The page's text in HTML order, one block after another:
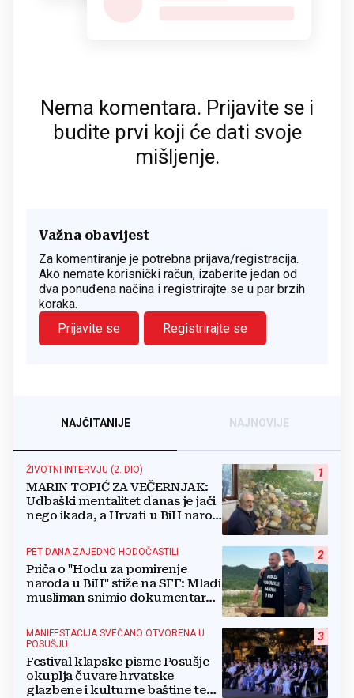
Nema komentara. Prijavite se i
budite prvi koji će dati svoje
mišljenje.
Važna obavijest
Za komentiranje je potrebna prijava/registracija.
Ako nemate korisnički račun, izaberite jedan od
dva ponuđena načina i registrirajte se u par brzih
koraka.
Prijavite se
Registrirajte se
NAJČITANIJE NAJNOVIJE
1
ŽIVOTNI INTERVJU (2. DIO)
MARIN TOPIĆ ZA VEČERNJAK:
Udbaški mentalitet danas je jači
nego ikada, a Hrvati u BiH narod
2
PET DANA ZAJEDNO HODOČASTILI
Priča o "Hodu za pomirenje
naroda u BiH" stiže na SFF: Mladi
musliman snimio dokumentarac
3
MANIFESTACIJA SVEČANO OTVORENA U
POSUŠJU
Festival klapske pisme Posušje
okuplja čuvare hrvatske
glazbene i kulturne baštine te